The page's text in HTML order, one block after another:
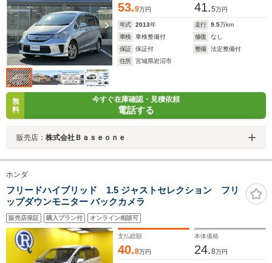
53.9万円 41.5万円
年式 2013年 走行 9.5万km
車検
車検整備付 修復
なし
保証
保証付 整備
法定整備付
住所
宮城県岩沼市
無
料
今すぐ在庫確認・見積依頼
電話する
販売店： 株式会社Ｂａｓｅｏｎｅ
ホンダ
フリードハイブリッド 1.5 ジャストセレクション フリ
ップダウンモニター バックカメラ
販売店保証 購入プラン付 オンライン相談可
支払総額
40.8万円
本体価格
24.8万円